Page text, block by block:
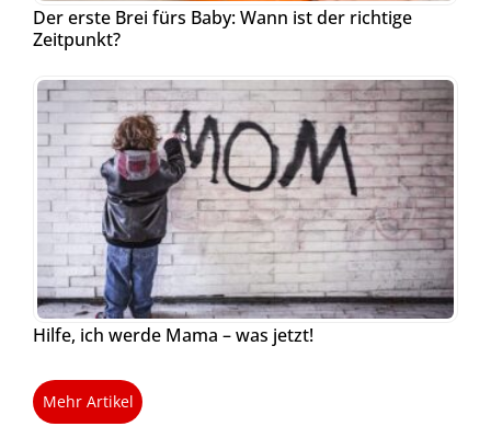
Der erste Brei fürs Baby: Wann ist der richtige
Zeitpunkt?
Hilfe, ich werde Mama – was jetzt!
Mehr Artikel